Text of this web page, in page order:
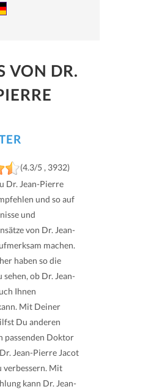
VON DR.
(4.3/5 , 3932)
Dr. Jean-Pierre
und so auf
und
von Dr. Jean-
machen.
haben so die
ob Dr. Jean-
Ihnen
Mit Deiner
Du anderen
passenden Doktor
Jean-Pierre Jacot
verbessern. Mit
kann Dr. Jean-